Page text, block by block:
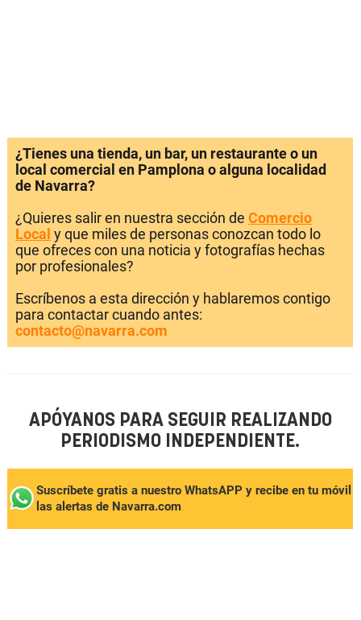
¿Tienes una tienda, un bar, un restaurante o un
local comercial en Pamplona o alguna localidad
de Navarra?
¿Quieres salir en nuestra sección de Comercio
Local y que miles de personas conozcan todo lo
que ofreces con una noticia y fotografías hechas
por profesionales?
Escríbenos a esta dirección y hablaremos contigo
para contactar cuando antes:
contacto@navarra.com
APÓYANOS PARA SEGUIR REALIZANDO
PERIODISMO INDEPENDIENTE.
Suscríbete gratis a nuestro WhatsAPP y recibe en tu móvil
las alertas de Navarra.com